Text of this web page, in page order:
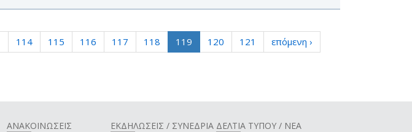
114 115 116 117 118 119 120 121
επόμενη ›
ΑΝΑΚΟΙΝΩΣΕΙΣ ΕΚΔΗΛΩΣΕΙΣ / ΣΥΝΕΔΡΙΑ ΔΕΛΤΙΑ ΤΥΠΟΥ / ΝΕΑ